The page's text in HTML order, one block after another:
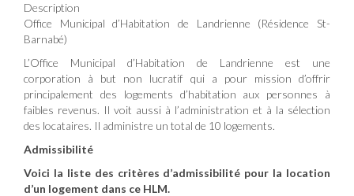
Description
Office Municipal d’Habitation de Landrienne (Résidence St-
Barnabé)
L’Office Municipal d’Habitation de Landrienne est une
corporation à but non lucratif qui a pour mission d’offrir
principalement des logements d’habitation aux personnes à
faibles revenus. Il voit aussi à l’administration et à la sélection
des locataires. Il administre un total de 10 logements.
Admissibilité
Voici la liste des critères d’admissibilité pour la location
d’un logement dans ce HLM.